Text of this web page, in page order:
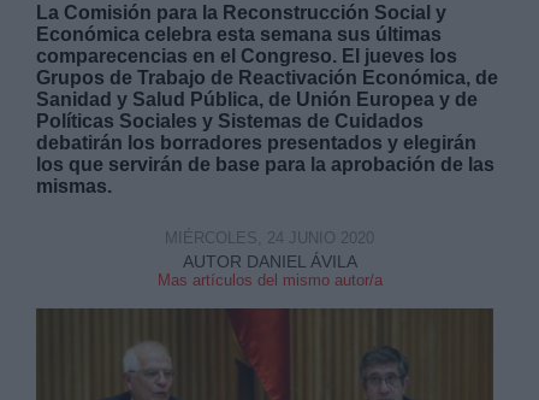
La Comisión para la Reconstrucción Social y
Económica celebra esta semana sus últimas
comparecencias en el Congreso. El jueves los
Grupos de Trabajo de Reactivación Económica, de
Sanidad y Salud Pública, de Unión Europea y de
Políticas Sociales y Sistemas de Cuidados
debatirán los borradores presentados y elegirán
los que servirán de base para la aprobación de las
mismas.
AUTOR DANIEL ÁVILA
Mas artículos del mismo autor/a
MIÉRCOLES, 24 JUNIO 2020
Legitimación:
Destinatarios:
Información adicional